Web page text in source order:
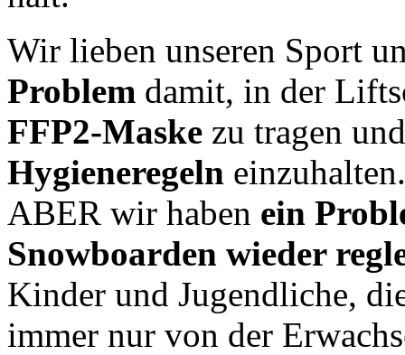
Wir lieben unseren Sport
Problem damit, in der
FFP2-Maske zu tragen
Hygieneregeln einzuhalten.
ABER wir haben ein
Snowboarden wieder
Kinder und Jugendliche,
immer nur von der